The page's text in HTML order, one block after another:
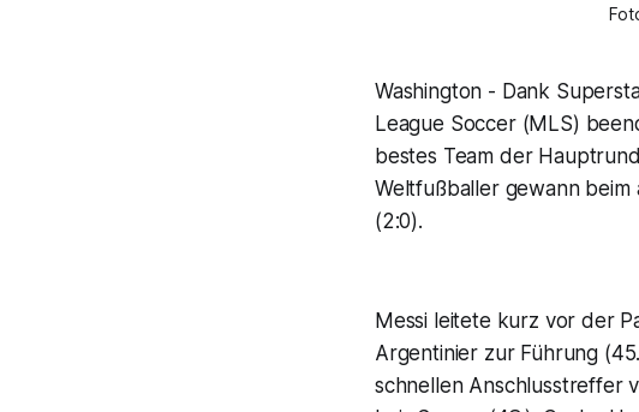
Washington - Dank
League Soccer (MLS)
bestes Team der
Weltfußballer gewann
(2:0).
Messi leitete kurz vor der
Argentinier zur Führung
schnellen Anschlusstreffer